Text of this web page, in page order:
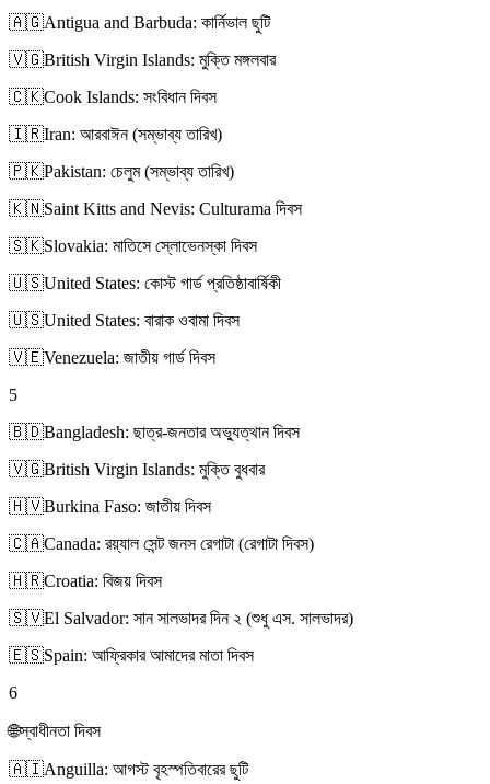
🇦🇬Antigua and Barbuda: কার্নিভাল ছুটি
🇻🇬British Virgin Islands: মুক্তি মঙ্গলবার
🇨🇰Cook Islands: সংবিধান দিবস
🇮🇷Iran: আরবাঈন (সম্ভাব্য তারিখ)
🇵🇰Pakistan: চেলুম (সম্ভাব্য তারিখ)
🇰🇳Saint Kitts and Nevis: Culturama দিবস
🇸🇰Slovakia: মাতিসে স্লোভেনস্কা দিবস
🇺🇸United States: কোস্ট গার্ড প্রতিষ্ঠাবার্ষিকী
🇺🇸United States: বারাক ওবামা দিবস
🇻🇪Venezuela: জাতীয় গার্ড দিবস
5
🇧🇩Bangladesh: ছাত্র-জনতার অভ্যুত্থান দিবস
🇻🇬British Virgin Islands: মুক্তি বুধবার
🇭🇻Burkina Faso: জাতীয় দিবস
🇨🇦Canada: রয়্যাল সেন্ট জনস রেগাটা (রেগাটা দিবস)
🇭🇷Croatia: বিজয় দিবস
🇸🇻El Salvador: সান সালভাদর দিন ২ (শুধু এস. সালভাদর)
🇪🇸Spain: আফ্রিকার আমাদের মাতা দিবস
6
🌐স্বাধীনতা দিবস
🇦🇮Anguilla: আগস্ট বৃহস্পতিবারের ছুটি